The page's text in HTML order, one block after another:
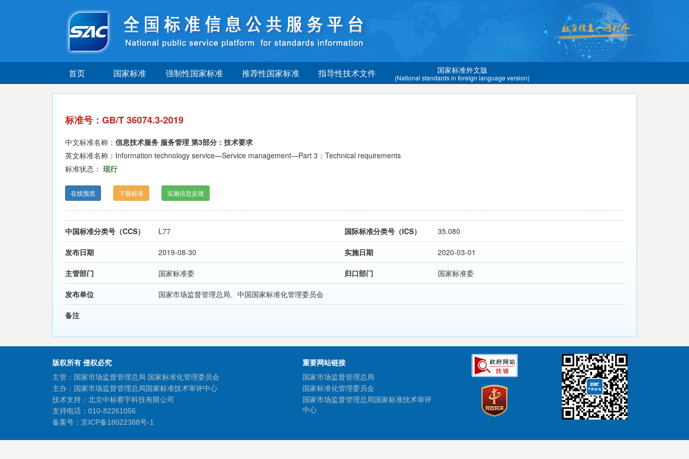
首页 国家标准 强制性国家标准 推荐性国家标准 指导性技术文件 国家标准外文版
(National standards in foreign language version)
标准号：GB/T 36074.3-2019
中文标准名称： 信息技术服务 服务管理 第3部分：技术要求
英文标准名称：Information technology service—Service management—Part 3：Technical requirements
标准状态： 现行
在线预览 下载标准 实施信息反馈
中国标准分类号（CCS） L77 国际标准分类号（ICS） 35.080
发布日期 2019-08-30 实施日期 2020-03-01
主管部门 国家标准委 归口部门 国家标准委
发布单位 国家市场监督管理总局、中国国家标准化管理委员会
备注
版权所有 侵权必究
主管：国家市场监督管理总局 国家标准化管理委员会
主办：国家市场监督管理总局国家标准技术审评中心
技术支持：北京中标赛宇科技有限公司
支持电话：010-82261056
备案号： 京ICP备18022388号-1
重要网站链接
国家市场监督管理总局
国家标准化管理委员会
国家市场监督管理总局国家标准技术审评
中心